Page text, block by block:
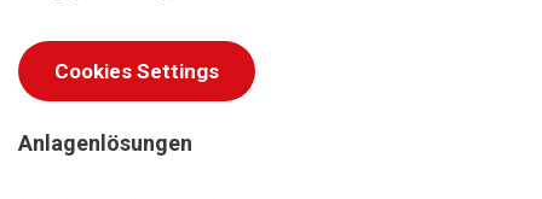
Cookies Settings
Anlagenlösungen